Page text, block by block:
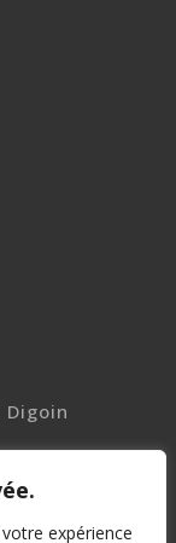
expérience
Digoin